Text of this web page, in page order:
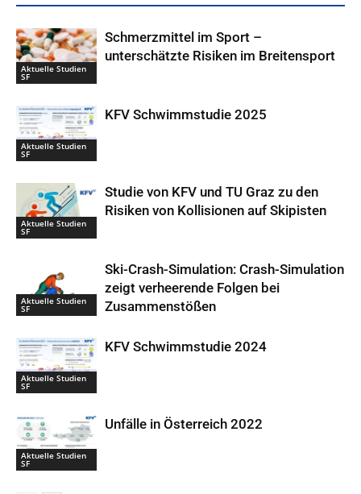
Aktuelle Studien
SF
Schmerzmittel im Sport –
unterschätzte Risiken im Breitensport
Aktuelle Studien
SF
KFV Schwimmstudie 2025
Aktuelle Studien
SF
Studie von KFV und TU Graz zu den
Risiken von Kollisionen auf Skipisten
Aktuelle Studien
SF
Ski-Crash-Simulation: Crash-Simulation
zeigt verheerende Folgen bei
Zusammenstößen
Aktuelle Studien
SF
KFV Schwimmstudie 2024
Aktuelle Studien
SF
Unfälle in Österreich 2022